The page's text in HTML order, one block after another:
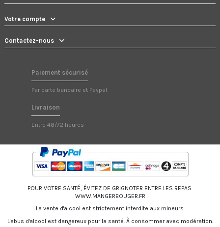
Votre compte
Contactez-nous
Paiement sécurisé
Par carte bancaire et Paypal
Livraison
Entre 48/72 heures
POUR VOTRE SANTÉ, ÉVITEZ DE GRIGNOTER ENTRE LES REPAS.
WWW.MANGERBOUGER.FR
La vente d'alcool est strictement interdite aux mineurs.
L'abus d'alcool est dangereux pour la santé. À consommer avec modération.